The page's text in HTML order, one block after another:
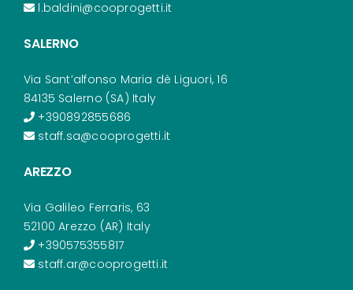
l.baldini@cooprogetti.it
SALERNO
Via Sant’alfonso Maria dè Liguori, 16
84135 Salerno (SA) Italy
+390892855686
staff.sa@cooprogetti.it
AREZZO
Via Galileo Ferraris, 63
52100 Arezzo (AR) Italy
+390575355817
staff.ar@cooprogetti.it